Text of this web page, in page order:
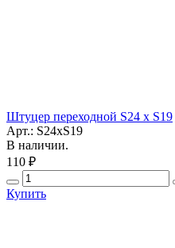
Штуцер переходной S24 x S19
Арт.: S24xS19
В наличии.
110 ₽
Купить